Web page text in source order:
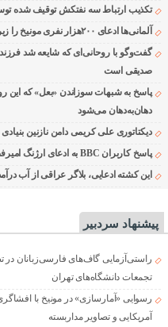
تکذیب ارتباط سه نفتکش توقیف شده
آلمانی‌ها ادعای ۲۰۰هزار نفری مونیخ را زیر سوال بردند
گفت‌وگو با روحانی‌ای که شایعه شد
صدیقی است
پاسخ به شبهات سوزاندن «بعل» که این
دهان‌به‌دهان می‌شود
دیکتاتوری علی کریمی دامن نازنین
پاسخ کاربران BBC به ادعای ارژنگ امیرفضلی
این کشته ادعایی، بلاگر عراقی از آب
پیشنهاد سردبیر
راستی‌آزمایی گاف‌های فارسی‌زبانان در
تجمعات دانشگاه‌های تهران
رسوایی «آمارسازی» در مونیخ با
آمریکایی و تصاویر مداربسته